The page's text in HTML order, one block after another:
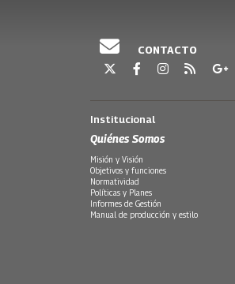
CONTACTO
Institucional
Quiénes Somos
Misión y Visión
Objetivos y funciones
Normatividad
Políticas y Planes
Informes de Gestión
Manual de producción y estilo